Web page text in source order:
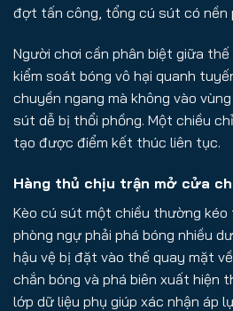
đợt tấn công, tổng cú sút có nền
Người chơi cần phân biệt giữa
kiểm soát bóng vô hại quanh
chuyền ngang mà không vào
sút dễ bị thổi phồng. Một chiều
tạo được điểm kết thúc liên tục.
Hàng thủ chịu trận mở cửa
Kèo cú sút một chiều thường kéo
phòng ngự phải phá bóng nhiều
hậu vệ bị đặt vào thế quay mặt
chắn bóng và phá biên xuất hiện
lớp dữ liệu phụ giúp xác nhận áp